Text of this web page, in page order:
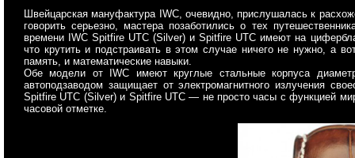
Швейцарская мануфактура IWC, очевидно, прислушалась к
говорить серьезно, мастера позаботились о тех
времени IWC Spitfire UTC (Silver) и Spitfire UTC имеют на
что крутить и подстраивать в этом случае ничего не нужно, а
память, и математические навыки.
Обе модели от IWC имеют круглые стальные корпуса
автоподзаводом защищает от электромагнитного излучения
Spitfire UTC (Silver) и Spitfire UTC — не просто часы с функцией
часовой отметке.